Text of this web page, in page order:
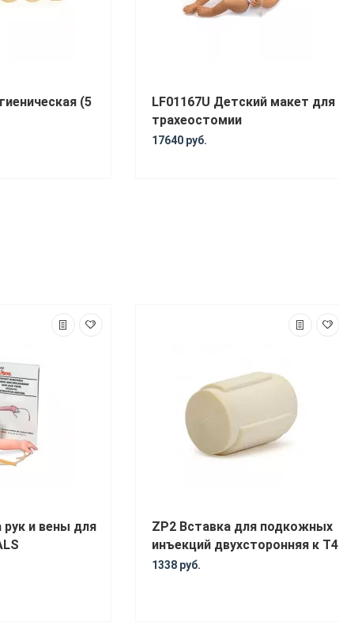
(5
LF01167U Детский макет для
трахеостомии
17640 руб.
и вены для
ZP2 Вставка для подкожных
инъекций двухсторонняя к Т4
1338 руб.